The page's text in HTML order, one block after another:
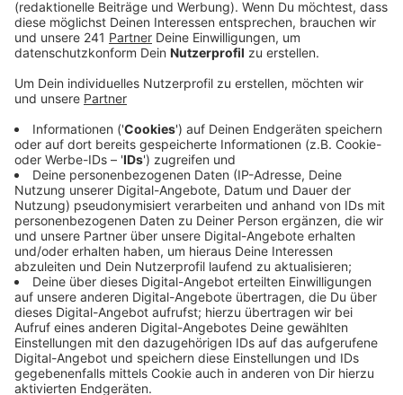
Anzeige
Das Ganze ist eine Übung von der Bundespolizei
zusammen mit der Wasserrettung der DLRG. Ab 9 Uhr
sind sie in der Nähe des Hitdorfer Hafens mit
Rettungsbooten und einem Hubschrauber im Einsatz.
Die Einsätzkräfte simulieren hier die Rettung einer
verletzten Person aus dem Rhein. Wasser- und
Luftrettung trainieren ihre Zusammenarbeit.
Gleichzeitig machen fünf Hubschrauber-Piloten bei
der Übung eine Fortbildung. Das Ganze soll bis in den
Nachmittag dauern.
Anzeige
Mehr Meldungen aus Leverkusen